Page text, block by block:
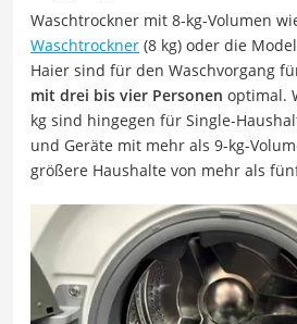
Waschtrockner mit 8-kg-Volumen
Waschtrockner (8 kg) oder die
Haier sind für den Waschvorgang
mit drei bis vier Personen optimal.
kg sind hingegen für Single-
und Geräte mit mehr als 9-kg-
größere Haushalte von mehr als